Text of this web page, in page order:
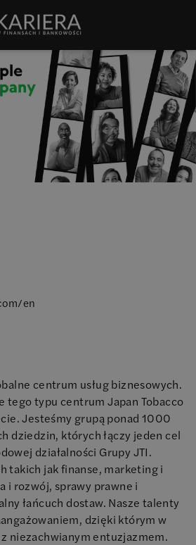
en
centrum usług biznesowych.
tego typu centrum Japan Tobacco
Jesteśmy grupą ponad 1000
dziedzin, których łączy jeden cel
działalności Grupy JTI.
takich jak finanse, marketing i
i rozwój, sprawy prawne i
łańcuch dostaw. Nasze talenty
dzięki którym w
niezachwianym entuzjazmem.